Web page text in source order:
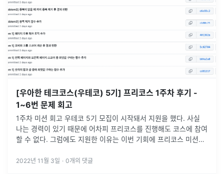
[우아한 테크코스(우테코) 5기] 프리코스 1주차 후기 -
1~6번 문제 회고
1주차 미션 회고 우테코 5기 모집이 시작돼서 지원을 했다. 사실
나는 경력이 있기 때문에 어차피 프리코스를 진행해도 코스에 참여
할 수 없다. 그럼에도 지원한 이유는 이번 기회에 프리코스 미션들
면서 정말...
2022년 11월 3일 · 0개의 댓글